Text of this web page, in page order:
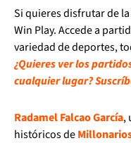
Si quieres disfrutar de
Win Play. Accede a
variedad de deportes,
¿Quieres ver los
cualquier lugar?
Radamel Falcao García,
históricos de